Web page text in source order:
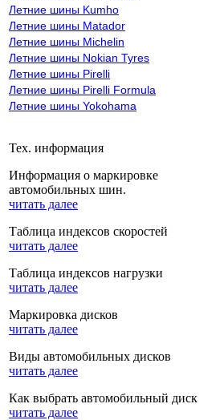
Летние шины Kumho
Летние шины Matador
Летние шины Michelin
Летние шины Nokian Tyres
Летние шины Pirelli
Летние шины Pirelli Formula
Летние шины Yokohama
Тех. информация
Информация о маркировке
автомобильных шин.
читать далее
Таблица индексов скоростей
читать далее
Таблица индексов нагрузки
читать далее
Маркировка дисков
читать далее
Виды автомобильных дисков
читать далее
Как выбрать автомобильный диск
читать далее